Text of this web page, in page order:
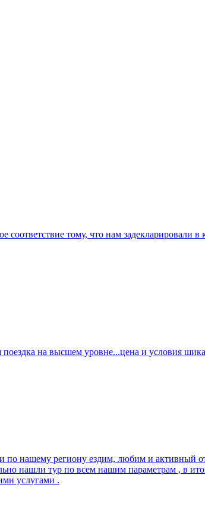
тому, что нам задекларировали в
на высшем уровне...цена и условия
по нашему региону ездим, любим и активный
нашли тур по всем нашим параметрам , в
услугами .